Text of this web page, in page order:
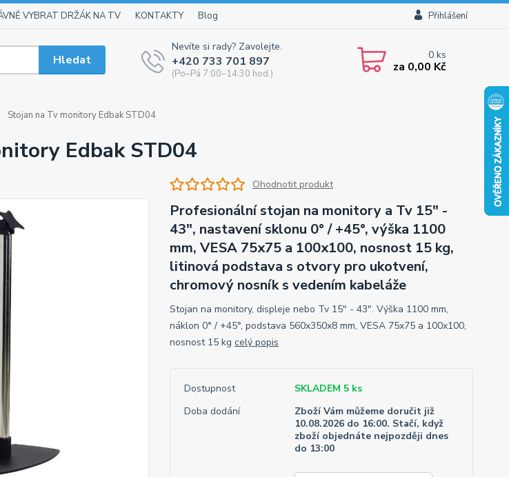
VYBRAT DRŽÁK NA TV KONTAKTY Blog Přihlášení
Hledat
Nevíte si rady? Zavolejte.
+420 733 701 897
(Po–Pá 7:00–14:30 hod.)
0ks
za 0,00 Kč
Stojan na Tv monitory Edbak STD04
Edbak STD04
Ohodnotit produkt
Profesionální stojan na monitory a Tv 15" -
43", nastavení sklonu 0° / +45°, výška 1100
mm, VESA 75x75 a 100x100, nosnost 15 kg,
litinová podstava s otvory pro ukotvení,
chromový nosník s vedením kabeláže
Stojan na monitory, displeje nebo Tv 15" - 43". Výška 1100 mm,
náklon 0° / +45°, podstava 560x350x8 mm, VESA 75x75 a 100x100,
nosnost 15 kg celý popis
Dostupnost
SKLADEM 5 ks
Doba dodání
Zboží Vám můžeme doručit již
10.08.2026 do 16:00. Stačí, když
zboží objednáte nejpozději dnes
do 13:00